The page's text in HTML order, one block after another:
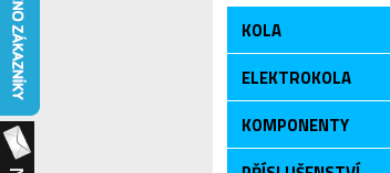
KOLA
ELEKTROKOLA
KOMPONENTY